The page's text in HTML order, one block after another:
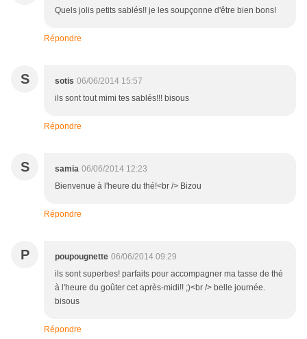
Quels jolis petits sablés!! je les soupçonne d'être bien bons!
Répondre
S sotis 06/06/2014 15:57
ils sont tout mimi tes sablés!!! bisous
Répondre
S samia 06/06/2014 12:23
Bienvenue à l'heure du thé!<br /> Bizou
Répondre
P poupougnette 06/06/2014 09:29
ils sont superbes! parfaits pour accompagner ma tasse de thé
à l'heure du goûter cet après-midi!! ;)<br /> belle journée.
bisous
Répondre